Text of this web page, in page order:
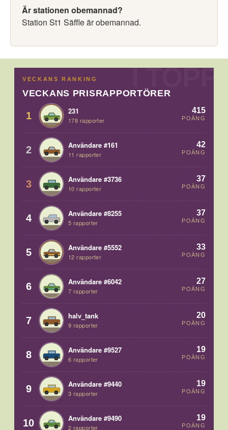
Är stationen obemannad?
Station St1 Säffle är obemannad.
VECKANS RANKING
VECKANS PRISRAPPORTÖRER
1 231
178 rapporter
415
POÄNG
2 Användare #161
11 rapporter
42
POÄNG
3 Användare #3736
10 rapporter
37
POÄNG
4 Användare #8255
5 rapporter
37
POÄNG
5 Användare #5552
12 rapporter
33
POÄNG
6 Användare #6042
7 rapporter
27
POÄNG
7 halv_tank
9 rapporter
20
POÄNG
8 Användare #9527
6 rapporter
19
POÄNG
9 Användare #9440
3 rapporter
19
POÄNG
10 Användare #9490
2 rapporter
19
POÄNG